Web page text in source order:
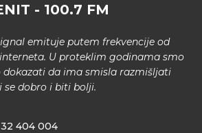
- 100.7 FM
emituje putem frekvencije od
interneta. U proteklim godinama smo
dokazati da ima smisla razmišljati
se dobro i biti bolji.
404 004